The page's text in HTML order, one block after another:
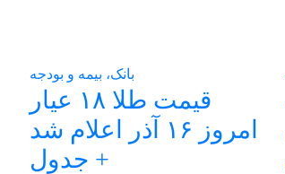
بانک، بیمه و بودجه
قیمت طلا ۱۸ عیار
امروز ۱۶ آذر اعلام شد
+ جدول